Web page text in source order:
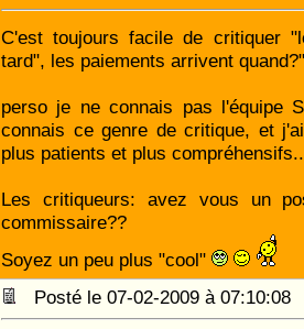
C'est toujours facile de critiquer
tard", les paiements arrivent quand?"
perso je ne connais pas l'équipe
connais ce genre de critique, et
plus patients et plus
Les critiqueurs: avez vous un
commissaire??
Soyez un peu plus "cool"
Posté le 07-02-2009 à